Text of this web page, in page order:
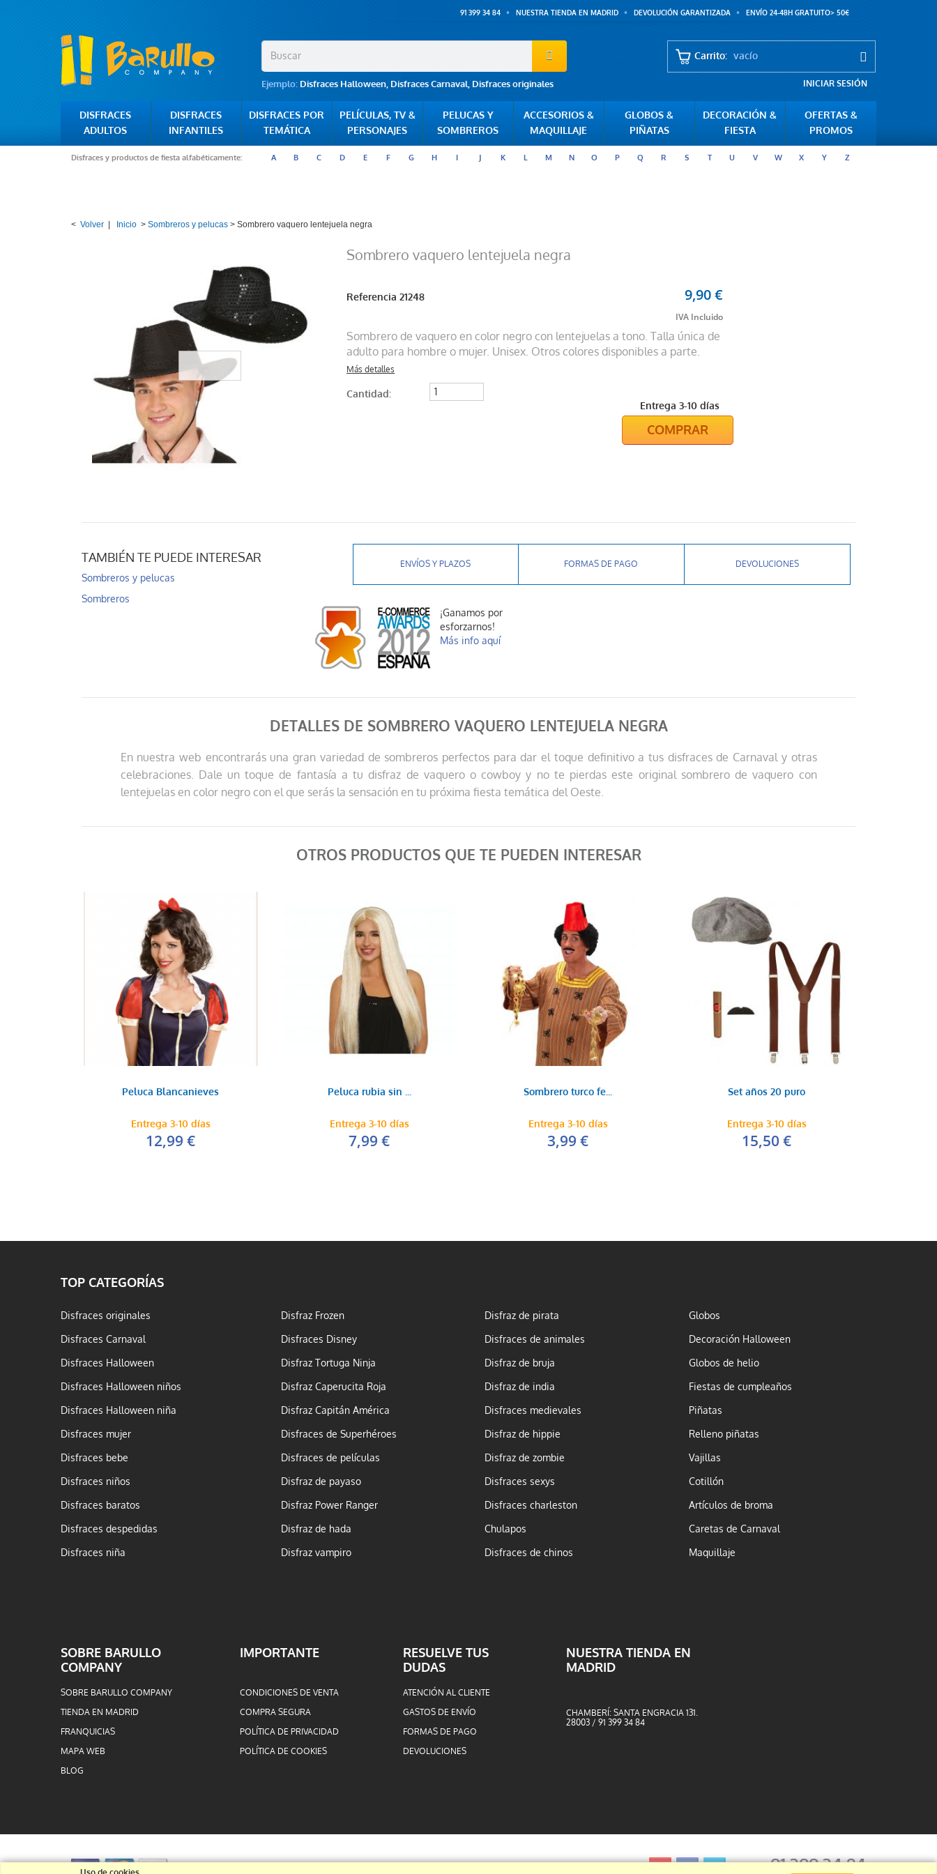
91 399 34 84 NUESTRA TIENDA EN MADRID DEVOLUCIÓN GARANTIZADA ENVÍO 24-48H GRATUITO> 50€
Ejemplo: Disfraces Halloween, Disfraces Carnaval, Disfraces originales
Carrito: vacío
INICIAR SESIÓN
DISFRACES
ADULTOS
DISFRACES
INFANTILES
DISFRACES POR
TEMÁTICA
PELÍCULAS, TV &
PERSONAJES
PELUCAS Y
SOMBREROS
ACCESORIOS &
MAQUILLAJE
GLOBOS &
PIÑATAS
DECORACIÓN &
FIESTA
OFERTAS &
PROMOS
Disfraces y productos de fiesta alfabéticamente: A B C D E F G H I J K L M N O P Q R S T U V W X Y Z
< Volver Inicio > Sombreros y pelucas > Sombrero vaquero lentejuela negra
Sombrero vaquero lentejuela negra
Referencia 21248 9,90 €
Sombrero de vaquero en color negro con lentejuelas a tono. Talla única de
adulto para hombre o mujer. Unisex. Otros colores disponibles a parte.
Más detalles
Cantidad:
Entrega 3-10 días
COMPRAR
TAMBIÉN TE PUEDE INTERESAR
Sombreros y pelucas
Sombreros
ENVÍOS Y PLAZOS FORMAS DE PAGO DEVOLUCIONES
¡Ganamos por
esforzarnos!
Más info aquí
DETALLES DE SOMBRERO VAQUERO LENTEJUELA NEGRA
En nuestra web encontrarás una gran variedad de sombreros perfectos para dar el toque definitivo a tus disfraces de Carnaval y otras
celebraciones. Dale un toque de fantasía a tu disfraz de vaquero o cowboy y no te pierdas este original sombrero de vaquero con
lentejuelas en color negro con el que serás la sensación en tu próxima fiesta temática del Oeste.
OTROS PRODUCTOS QUE TE PUEDEN INTERESAR
Peluca Blancanieves
Entrega 3-10 días
12,99 €
Peluca rubia sin ...
Entrega 3-10 días
7,99 €
Sombrero turco fe...
Entrega 3-10 días
3,99 €
Set años 20 puro
Entrega 3-10 días
15,50 €
TOP CATEGORÍAS
Disfraces originales
Disfraces Carnaval
Disfraces Halloween
Disfraces Halloween niños
Disfraces Halloween niña
Disfraces mujer
Disfraces bebe
Disfraces niños
Disfraces baratos
Disfraces despedidas
Disfraces niña
Disfraz Frozen
Disfraces Disney
Disfraz Tortuga Ninja
Disfraz Caperucita Roja
Disfraz Capitán América
Disfraces de Superhéroes
Disfraces de películas
Disfraz de payaso
Disfraz Power Ranger
Disfraz de hada
Disfraz vampiro
Disfraz de pirata
Disfraces de animales
Disfraz de bruja
Disfraz de india
Disfraces medievales
Disfraz de hippie
Disfraz de zombie
Disfraces sexys
Disfraces charleston
Chulapos
Disfraces de chinos
Globos
Decoración Halloween
Globos de helio
Fiestas de cumpleaños
Piñatas
Relleno piñatas
Vajillas
Cotillón
Artículos de broma
Caretas de Carnaval
Maquillaje
SOBRE BARULLO
COMPANY
SOBRE BARULLO COMPANY
TIENDA EN MADRID
FRANQUICIAS
MAPA WEB
BLOG
IMPORTANTE
CONDICIONES DE VENTA
COMPRA SEGURA
POLÍTICA DE PRIVACIDAD
POLÍTICA DE COOKIES
RESUELVE TUS
DUDAS
ATENCIÓN AL CLIENTE
GASTOS DE ENVÍO
FORMAS DE PAGO
DEVOLUCIONES
NUESTRA TIENDA EN
MADRID
CHAMBERÍ: SANTA ENGRACIA 131.
28003 / 91 399 34 84
91 399 34 84